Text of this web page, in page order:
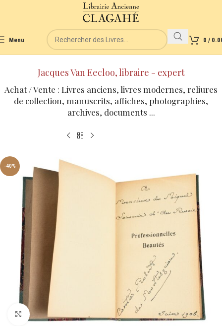
Menu 0 /
Jacques Van Eecloo, libraire - expert
Achat / Vente : Livres anciens, livres modernes, reliures
de collection, manuscrits, affiches, photographies,
archives, documents ...
-40%
Cliquez pour agrandir